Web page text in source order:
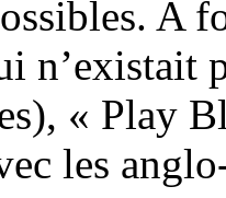
A
n’existait
« Play
les